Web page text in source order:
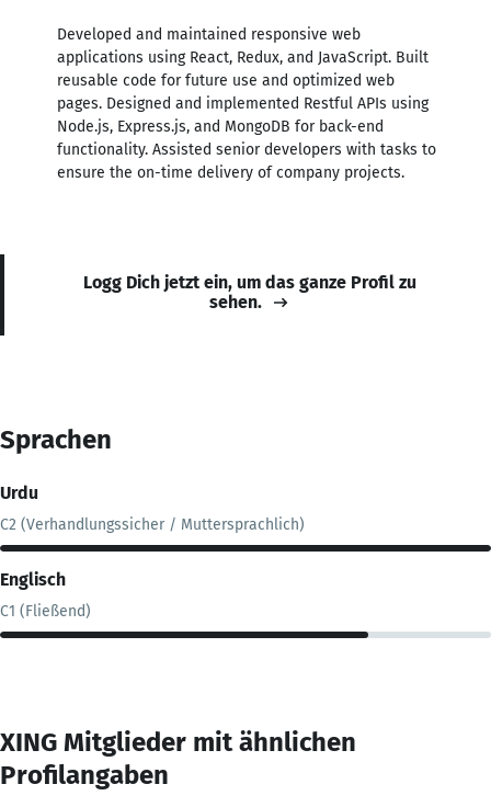
Developed and maintained responsive web
applications using React, Redux, and JavaScript. Built
reusable code for future use and optimized web
pages. Designed and implemented Restful APIs using
Node.js, Express.js, and MongoDB for back-end
functionality. Assisted senior developers with tasks to
ensure the on-time delivery of company projects.
Logg Dich jetzt ein, um das ganze Profil zu
sehen.
Sprachen
Urdu
C2 (Verhandlungssicher / Muttersprachlich)
Englisch
C1 (Fließend)
XING Mitglieder mit ähnlichen
Profilangaben